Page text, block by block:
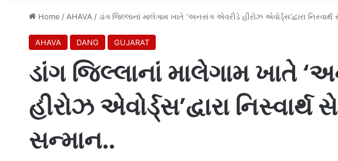
Home / AHAVA / ડાંગ જિલ્લાનાં માલેગામ ખાતે ‘અનસંગ એવરીડે હીરોઝ એવોર્ડ્સ’દ્વારા
AHAVA DANG GUJARAT
ડાંગ જિલ્લાનાં માલેગામ ખાતે
હીરોઝ એવોર્ડ્સ’દ્વારા
સન્માન..